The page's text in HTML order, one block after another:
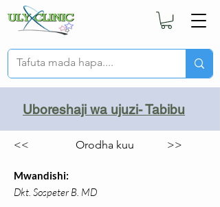
Uboreshaji wa ujuzi- Tabibu
<< Orodha kuu >>
Mwandishi:
Dkt. Sospeter B. MD